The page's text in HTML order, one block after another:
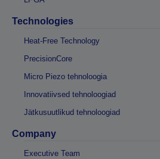
Technologies
Heat-Free Technology
PrecisionCore
Micro Piezo tehnoloogia
Innovatiivsed tehnoloogiad
Jätkusuutlikud tehnoloogiad
Company
Executive Team